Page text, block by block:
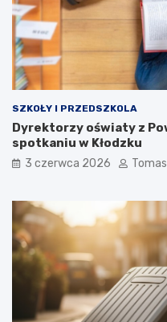
SZKOŁY I PRZEDSZKOLA
Dyrektorzy oświaty z
spotkaniu w Kłodzku
3 czerwca 2026